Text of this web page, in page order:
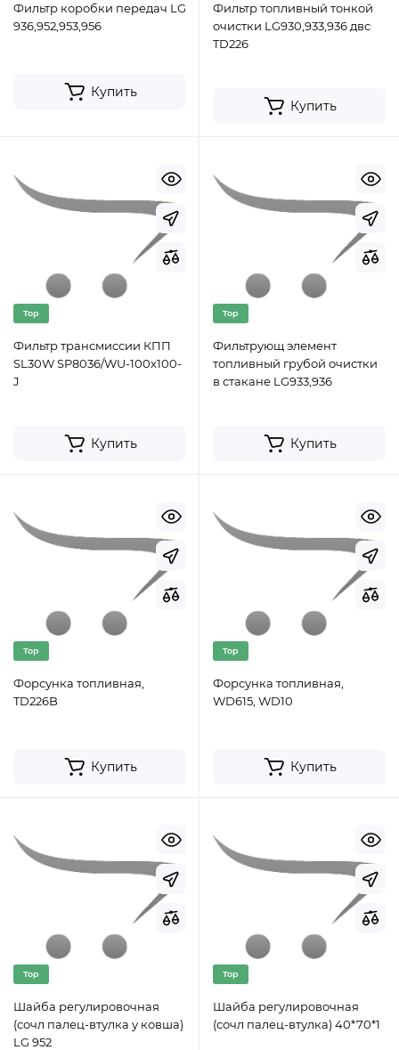
Фильтр коробки передач LG
936,952,953,956
Купить
Фильтр топливный тонкой
очистки LG930,933,936 двс
TD226
Купить
Top
Фильтр трансмиссии КПП
SL30W SP8036/WU-100x100-
J
Купить
Top
Фильтрующ элемент
топливный грубой очистки
в стакане LG933,936
Купить
Top
Форсунка топливная,
TD226B
Купить
Top
Форсунка топливная,
WD615, WD10
Купить
Top
Шайба регулировочная
(сочл палец-втулка у ковша)
LG 952
Top
Шайба регулировочная
(сочл палец-втулка) 40*70*1